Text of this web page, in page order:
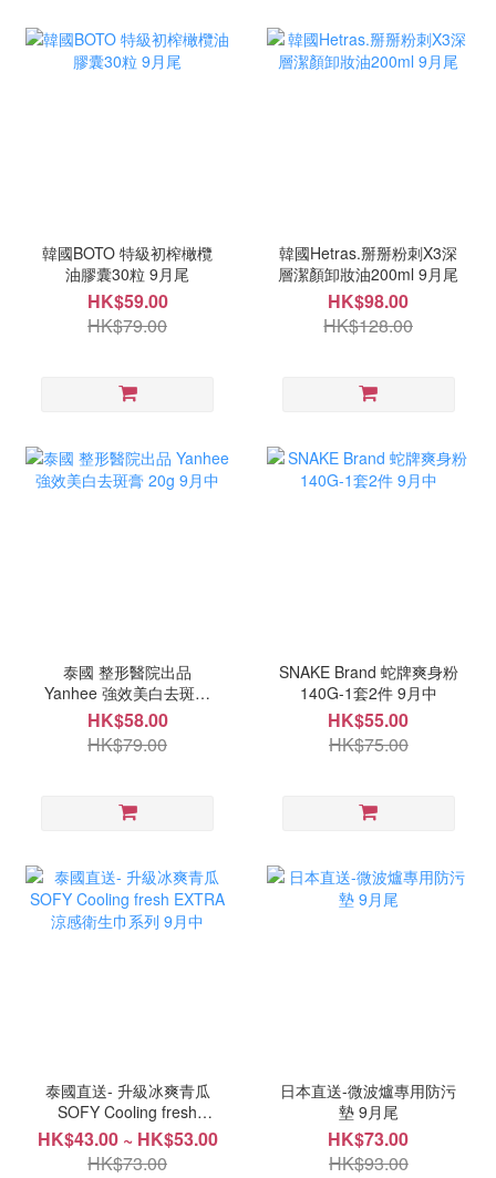
韓國BOTO 特級初榨橄欖
油膠囊30粒 9月尾
HK$59.00
HK$79.00
韓國Hetras.掰掰粉刺X3深
層潔顏卸妝油200ml 9月尾
HK$98.00
HK$128.00
泰國 整形醫院出品
Yanhee 強效美白去斑膏
20g 9月中
HK$58.00
HK$79.00
SNAKE Brand 蛇牌爽身粉
140G-1套2件 9月中
HK$55.00
HK$75.00
泰國直送- 升級冰爽青瓜
SOFY Cooling fresh
EXTRA 涼感衛生巾系列 9
月中
HK$43.00 ~ HK$53.00
HK$73.00
日本直送-微波爐專用防污
墊 9月尾
HK$73.00
HK$93.00